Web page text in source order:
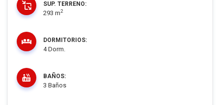
SUP. TERRENO:
293 m2
DORMITORIOS:
4 Dorm.
BAÑOS:
3 Baños